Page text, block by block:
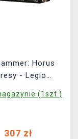
Horus
- Legio
Tank (1 figurka)
(1szt.)
307 zł